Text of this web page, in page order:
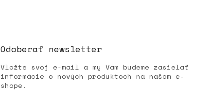
Odoberať newsletter
Vložte svoj e-mail a my Vám budeme zasielať
informácie o nových produktoch na našom e-
shope.